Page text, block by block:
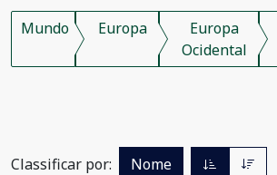
Mundo Europa
Europa
Ocidental
Classificar por: Nome